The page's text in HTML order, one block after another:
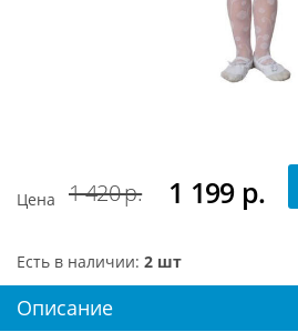
Цена 1 420 р. 1 199 р.
Есть в наличии: 2 шт
Описание